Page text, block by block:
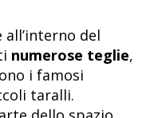
del
numerose teglie,
i famosi
taralli.